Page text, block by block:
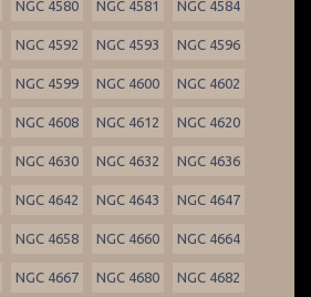
NGC 4580 NGC 4581 NGC 4584
NGC 4592 NGC 4593 NGC 4596
NGC 4599 NGC 4600 NGC 4602
NGC 4608 NGC 4612 NGC 4620
NGC 4630 NGC 4632 NGC 4636
NGC 4642 NGC 4643 NGC 4647
NGC 4658 NGC 4660 NGC 4664
NGC 4667 NGC 4680 NGC 4682